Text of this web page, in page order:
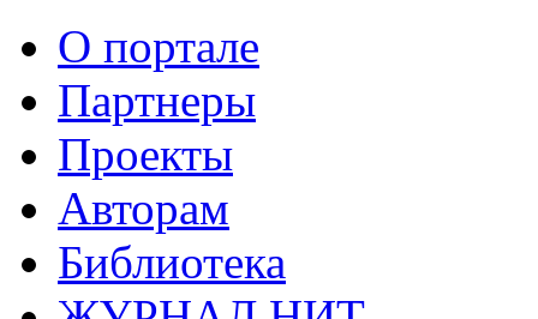
О портале
Партнеры
Проекты
Авторам
Библиотека